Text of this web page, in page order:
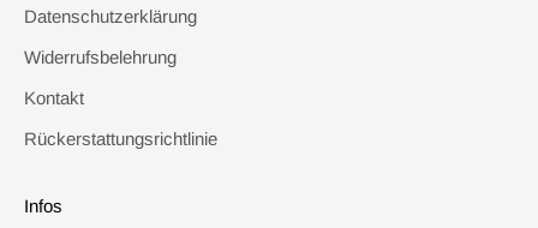
Datenschutzerklärung
Widerrufsbelehrung
Kontakt
Rückerstattungsrichtlinie
Infos